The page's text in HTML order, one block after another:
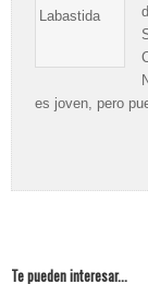
es joven, pero
Te pueden interesar...